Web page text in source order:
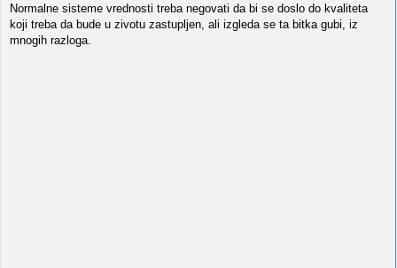
Normalne sisteme vrednosti treba negovati da bi se doslo do kvaliteta
koji treba da bude u zivotu zastupljen, ali izgleda se ta bitka gubi, iz
mnogih razloga.